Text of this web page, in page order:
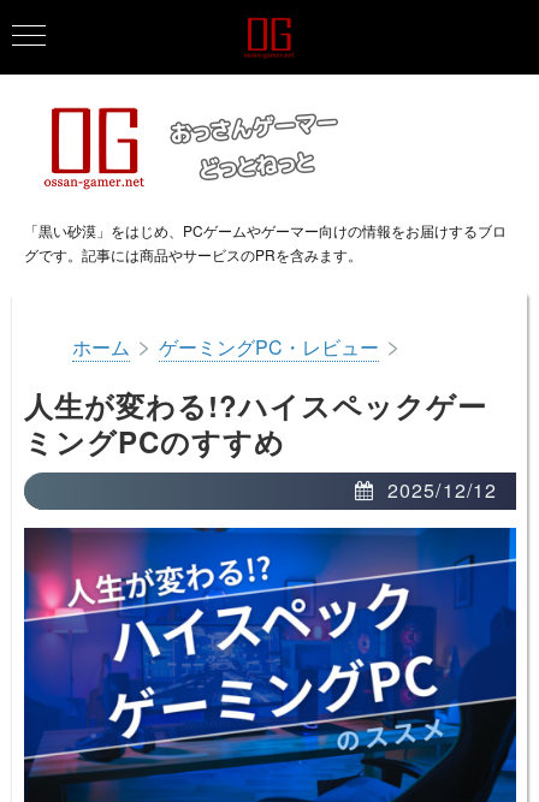
「黒い砂漠」をはじめ、PCゲームやゲーマー向けの情報をお届けするブロ
グです。記事には商品やサービスのPRを含みます。
ホーム > ゲーミングPC・レビュー >
人生が変わる!?ハイスペックゲー
ミングPCのすすめ
2025/12/12